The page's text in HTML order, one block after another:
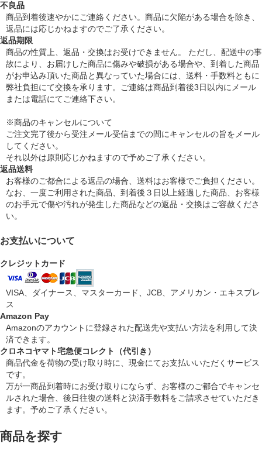
不良品
商品到着後速やかにご連絡ください。商品に欠陥がある場合を除き、
返品には応じかねますのでご了承ください。
返品期限
商品の性質上、返品・交換はお受けできません。 ただし、配送中の事
故により、お届けした商品に傷みや破損がある場合や、到着した商品
がお申込み頂いた商品と異なっていた場合には、送料・手数料ともに
弊社負担にて交換を承ります。ご連絡は商品到着後3日以内にメール
または電話にてご連絡下さい。
※商品のキャンセルについて
ご注文完了後から受注メール受信までの間にキャンセルの旨をメール
してください。
それ以外は原則応じかねますので予めご了承ください。
返品送料
お客様のご都合による返品の場合、送料はお客様でご負担ください。
なお、一度ご利用された商品、到着後３日以上経過した商品、お客様
のお手元で傷や汚れが発生した商品などの返品・交換はご容赦くださ
い。
お支払いについて
クレジットカード
VISA、ダイナース、マスターカード、JCB、アメリカン・エキスプレ
ス
Amazon Pay
Amazonのアカウントに登録された配送先や支払い方法を利用して決
済できます。
クロネコヤマト宅急便コレクト（代引き）
商品代金を荷物の受け取り時に、現金にてお支払いいただくサービス
です。
万が一商品到着時にお受け取りにならず、お客様のご都合でキャンセ
ルされた場合、後日往復の送料と決済手数料をご請求させていただき
ます。予めご了承ください。
商品を探す